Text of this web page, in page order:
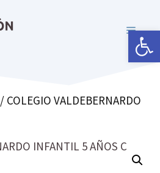
Abrir
MENÚ
/ COLEGIO VALDEBERNARDO